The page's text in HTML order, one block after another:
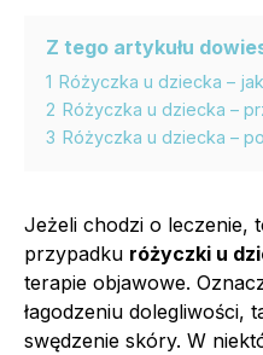
Z tego artykułu
1 Różyczka u dziecka –
2 Różyczka u dziecka –
3 Różyczka u dziecka –
Jeżeli chodzi o leczenie,
przypadku różyczki u
terapie objawowe.
łagodzeniu dolegliwości,
swędzenie skóry. W